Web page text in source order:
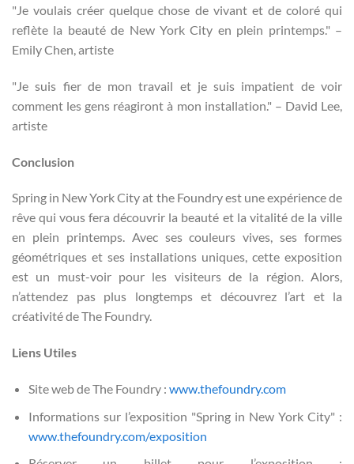
"Je voulais créer quelque chose de vivant et de coloré qui
reflète la beauté de New York City en plein printemps." –
Emily Chen, artiste
"Je suis fier de mon travail et je suis impatient de voir
comment les gens réagiront à mon installation." – David Lee,
artiste
Conclusion
Spring in New York City at the Foundry est une expérience de
rêve qui vous fera découvrir la beauté et la vitalité de la ville
en plein printemps. Avec ses couleurs vives, ses formes
géométriques et ses installations uniques, cette exposition
est un must-voir pour les visiteurs de la région. Alors,
n’attendez pas plus longtemps et découvrez l’art et la
créativité de The Foundry.
Liens Utiles
Site web de The Foundry : www.thefoundry.com
Informations sur l’exposition "Spring in New York City" :
www.thefoundry.com/exposition